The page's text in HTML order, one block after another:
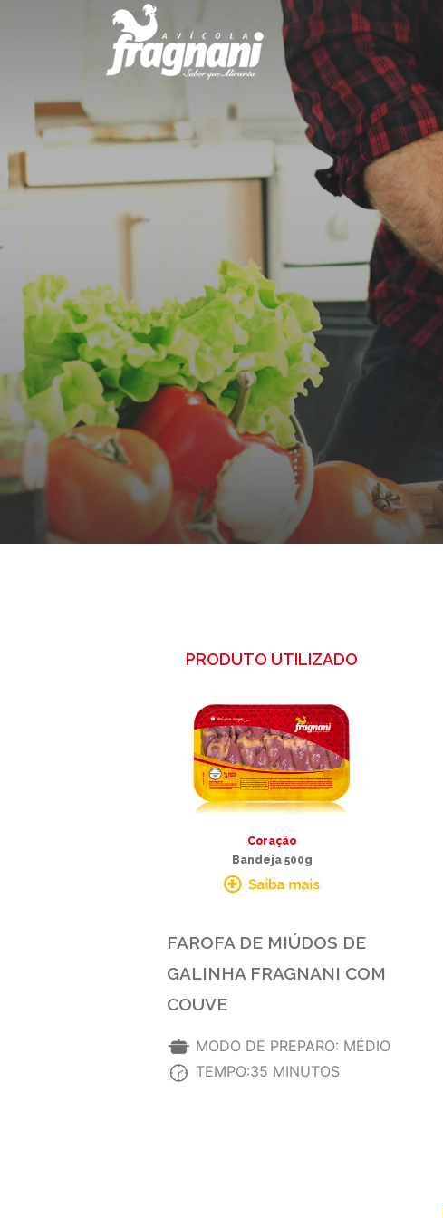
PRODUTO UTILIZADO
Coração
Bandeja 500g
FAROFA DE MIÚDOS DE
GALINHA FRAGNANI COM
COUVE
MODO DE PREPARO: MÉDIO
TEMPO:35 MINUTOS